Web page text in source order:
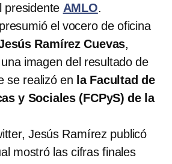
presidente AMLO.
el vocero de oficina
Ramírez Cuevas,
imagen del resultado de
se realizó en la Facultad de
y Sociales (FCPyS) de la
Jesús Ramírez publicó
mostró las cifras finales